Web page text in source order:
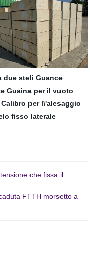
due steli Guance
Guaina per il vuoto
Calibro per l\'alesaggio
fisso laterale
che fissa il
FTTH morsetto a